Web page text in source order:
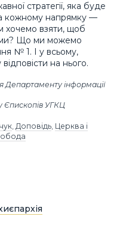
стратегії, яка буде
кожному напрямку —
хочемо взяти, щоб
Що ми можемо
№ 1. І у всьому,
на нього.
інформації
Єпископів УГКЦ
Доповідь Церква і